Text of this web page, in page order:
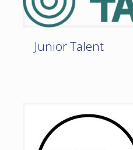
Junior Talent